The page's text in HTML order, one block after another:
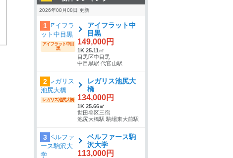
2026年08月08日 更新
1
アイフラット中目
黒
アイフラット中
目黒
149,000円
1K 25.11㎡
目黒区中目黒
中目黒駅 代官山駅
2
レガリス池尻大橋
レガリス池尻大
橋
134,000円
1K 25.66㎡
世田谷区三宿
池尻大橋駅 駒場東大前駅
3
ベルファース駒
沢大学
113,000円